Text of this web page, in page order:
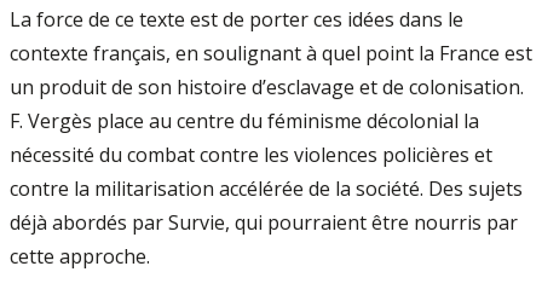
La force de ce texte est de porter ces idées dans le
contexte français, en soulignant à quel point la France est
un produit de son histoire d’esclavage et de colonisation.
F. Vergès place au centre du féminisme décolonial la
nécessité du combat contre les violences policières et
contre la militarisation accélérée de la société. Des sujets
déjà abordés par Survie, qui pourraient être nourris par
cette approche.